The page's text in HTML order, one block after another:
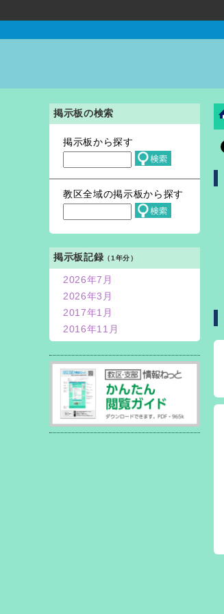
掲示板の検索
掲示板から探す
教区全域の掲示板から探す
掲示板記録 （1年分）
2026年7月
2026年3月
2017年1月
2016年11月